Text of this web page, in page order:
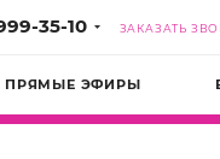
35-10 ЗАКАЗАТЬ
ПРЯМЫЕ ЭФИРЫ